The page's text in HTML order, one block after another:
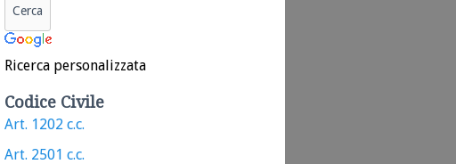
Ricerca personalizzata
Codice Civile
Art. 1202 c.c.
Art. 2501 c.c.